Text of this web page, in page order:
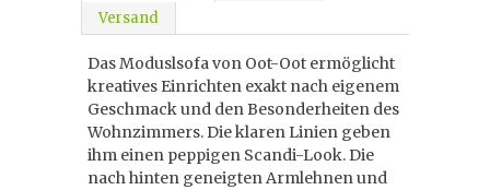
Versand
Das Moduslsofa von Oot-Oot ermöglicht
kreatives Einrichten exakt nach eigenem
Geschmack und den Besonderheiten des
Wohnzimmers. Die klaren Linien geben
ihm einen peppigen Scandi-Look. Die
nach hinten geneigten Armlehnen und